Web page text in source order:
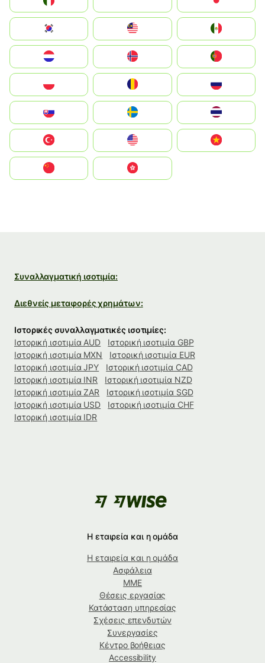
South Korea
United States
中國香港特別行政區
Συναλλαγματική ισοτιμία:
Διεθνείς μεταφορές χρημάτων:
Ιστορικές συναλλαγματικές ισοτιμίες:
Ιστορική ισοτιμία AUD
Ιστορική ισοτιμία GBP
Ιστορική ισοτιμία MXN
Ιστορική ισοτιμία EUR
Ιστορική ισοτιμία JPY
Ιστορική ισοτιμία CAD
Ιστορική ισοτιμία INR
Ιστορική ισοτιμία NZD
Ιστορική ισοτιμία ZAR
Ιστορική ισοτιμία SGD
Ιστορική ισοτιμία USD
Ιστορική ισοτιμία CHF
Ιστορική ισοτιμία IDR
Η εταιρεία και η ομάδα
Η εταιρεία και η ομάδα
Ασφάλεια
ΜΜΕ
Θέσεις εργασίας
Κατάσταση υπηρεσίας
Σχέσεις επενδυτών
Συνεργασίες
Κέντρο βοήθειας
Accessibility